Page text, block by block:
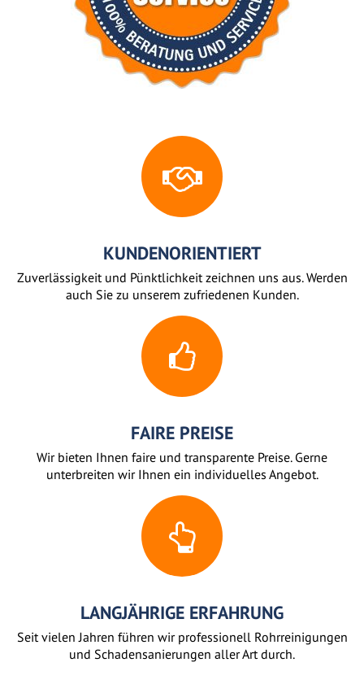
KUNDENORIENTIERT
Zuverlässigkeit und Pünktlichkeit zeichnen uns aus. Werden
auch Sie zu unserem zufriedenen Kunden.
FAIRE PREISE
Wir bieten Ihnen faire und transparente Preise. Gerne
unterbreiten wir Ihnen ein individuelles Angebot.
LANGJÄHRIGE ERFAHRUNG
Seit vielen Jahren führen wir professionell Rohrreinigungen
und Schadensanierungen aller Art durch.